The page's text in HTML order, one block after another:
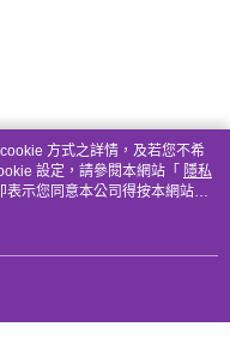
方式之詳情，及若您不希
設定，請參閱本網站「 隱私
表示您同意本公司得按本網站使